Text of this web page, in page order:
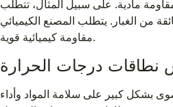
مادية. على سبيل المثال، تتطلب
من الغبار. يتطلب المصنع الكيميائي
مقاومة كيميائية قوية.
نطاقات درجات الحرارة
بشكل كبير على سلامة المواد وأداء